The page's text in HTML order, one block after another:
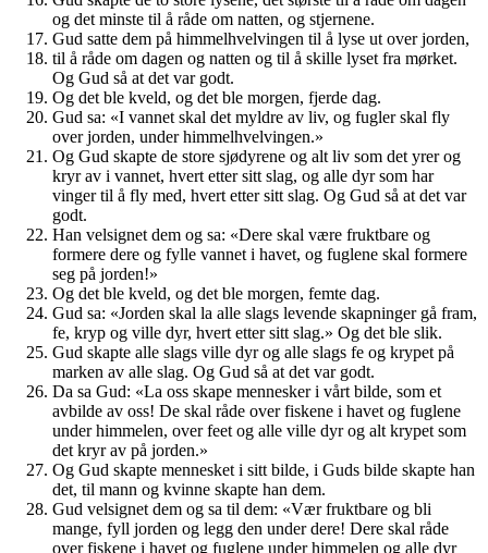
og det minste til å råde om natten, og stjernene.
Gud satte dem på himmelhvelvingen til å lyse ut over jorden,
til å råde om dagen og natten og til å skille lyset fra mørket.
Og Gud så at det var godt.
Og det ble kveld, og det ble morgen, fjerde dag.
Gud sa: «I vannet skal det myldre av liv, og fugler skal fly
over jorden, under himmelhvelvingen.»
Og Gud skapte de store sjødyrene og alt liv som det yrer og
kryr av i vannet, hvert etter sitt slag, og alle dyr som har
vinger til å fly med, hvert etter sitt slag. Og Gud så at det var
godt.
Han velsignet dem og sa: «Dere skal være fruktbare og
formere dere og fylle vannet i havet, og fuglene skal formere
seg på jorden!»
Og det ble kveld, og det ble morgen, femte dag.
Gud sa: «Jorden skal la alle slags levende skapninger gå fram,
fe, kryp og ville dyr, hvert etter sitt slag.» Og det ble slik.
Gud skapte alle slags ville dyr og alle slags fe og krypet på
marken av alle slag. Og Gud så at det var godt.
Da sa Gud: «La oss skape mennesker i vårt bilde, som et
avbilde av oss! De skal råde over fiskene i havet og fuglene
under himmelen, over feet og alle ville dyr og alt krypet som
det kryr av på jorden.»
Og Gud skapte mennesket i sitt bilde, i Guds bilde skapte han
det, til mann og kvinne skapte han dem.
Gud velsignet dem og sa til dem: «Vær fruktbare og bli
mange, fyll jorden og legg den under dere! Dere skal råde
over fiskene i havet og fuglene under himmelen og alle dyr